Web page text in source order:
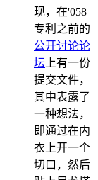
现，在'058
专利之前的
公开讨论论
坛 上有一份
提交文件，
其中表露了
一种想法，
即通过在内
衣上开一个
切口，然后